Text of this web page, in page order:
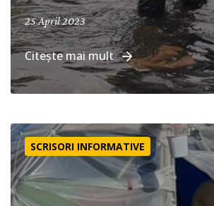
25 April 2023
Citește mai mult
Ajutor în Turcia
SCRISORI INFORMATIVE